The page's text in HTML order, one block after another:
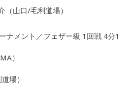
口/毛利道場）
ナメント／フェザー級 1回戦 4分1
）
場）